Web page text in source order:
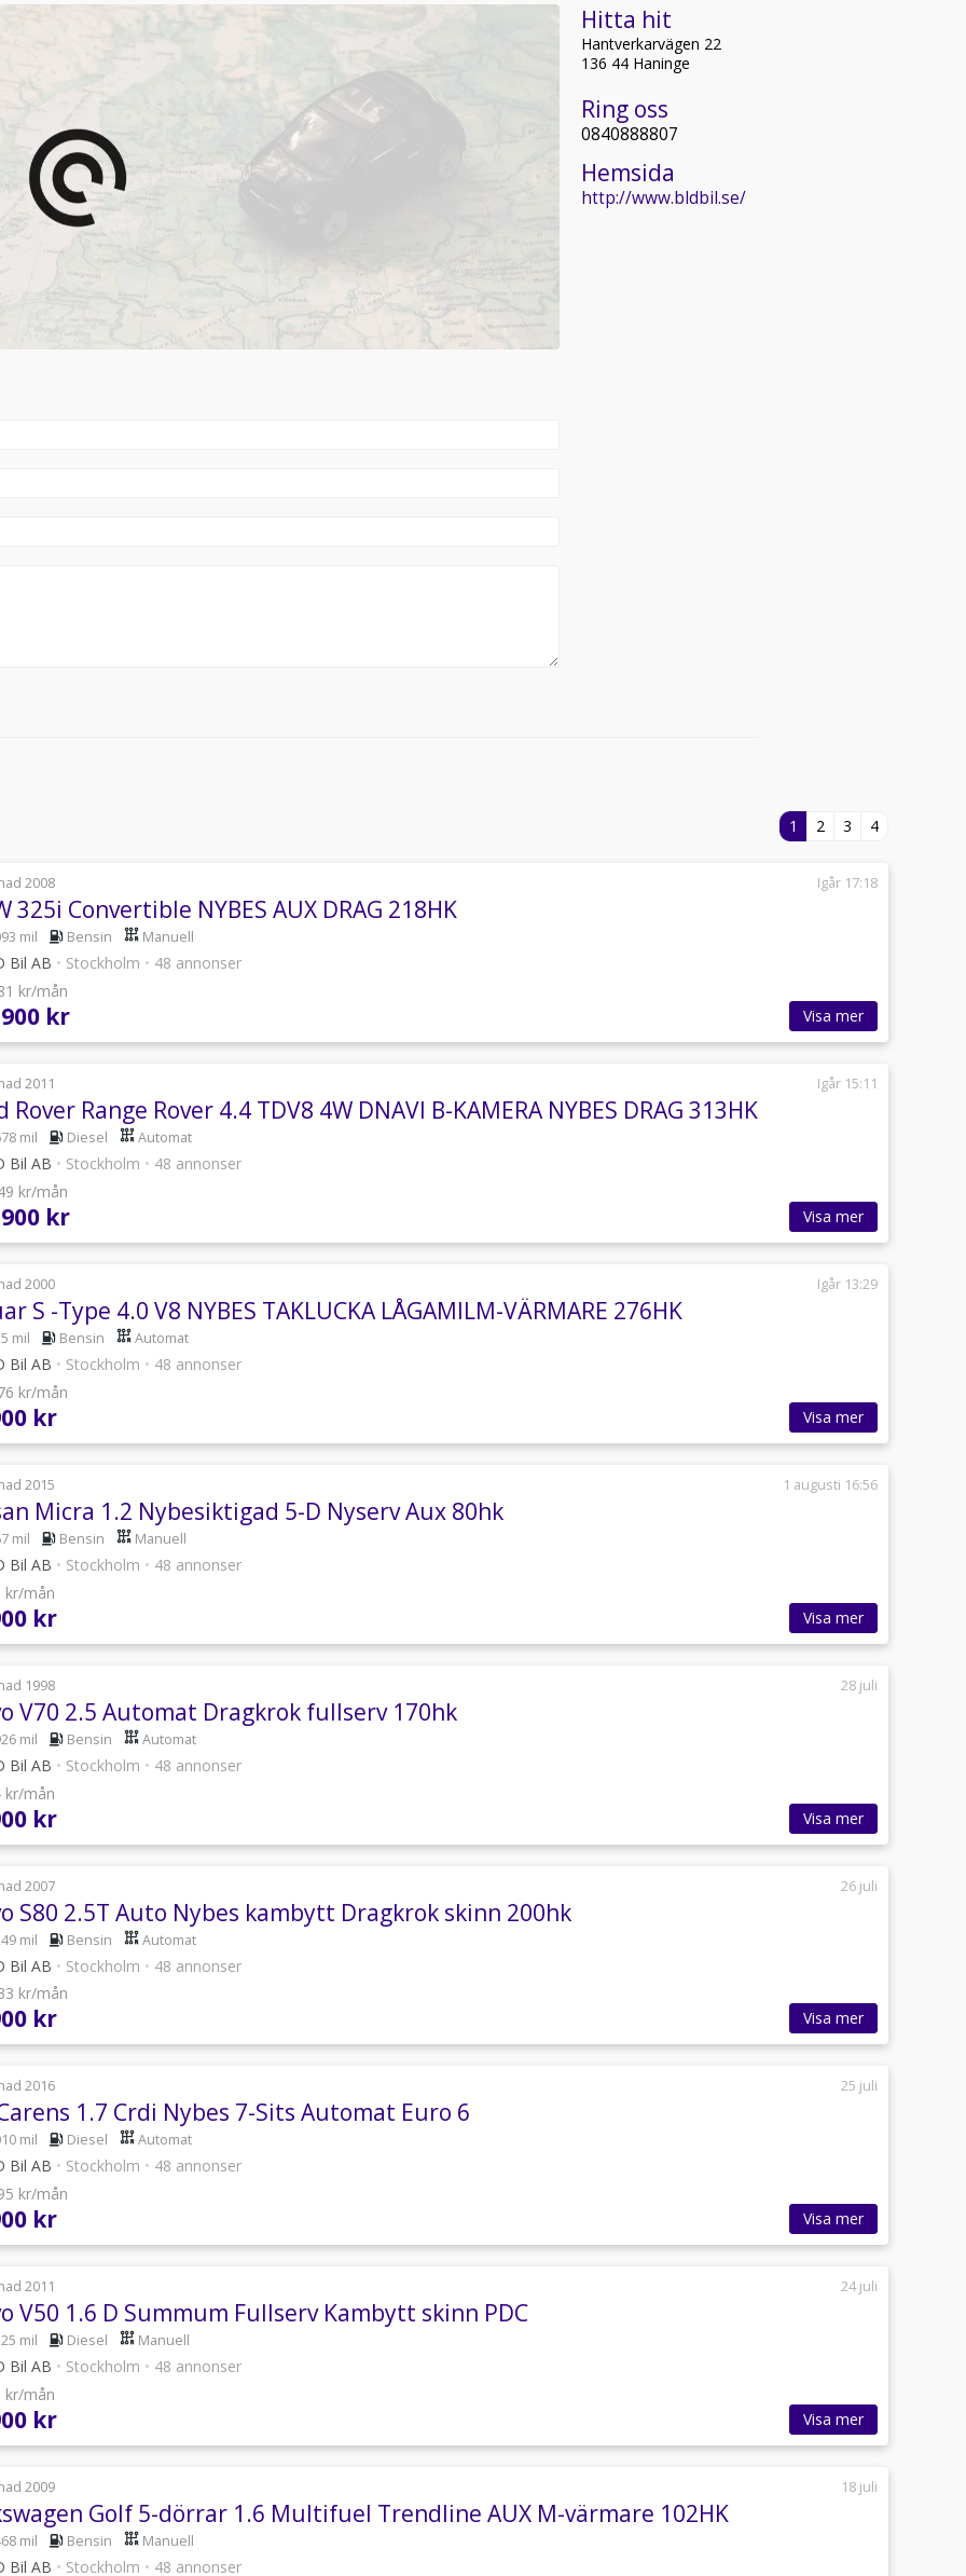
Hitta hit
Hantverkarvägen 22
136 44 Haninge
Ring oss
0840888807
Hemsida
http://www.bldbil.se/
1 2 3 4
2008 Igår 17:18
325i Convertible NYBES AUX DRAG 218HK
mil Bensin Manuell
Bil AB • Stockholm • 48 annonser
kr/mån
kr Visa mer
2011 Igår 15:11
Rover Range Rover 4.4 TDV8 4W DNAVI B-KAMERA NYBES DRAG 313HK
mil Diesel Automat
Bil AB • Stockholm • 48 annonser
kr/mån
kr Visa mer
2000 Igår 13:29
S -Type 4.0 V8 NYBES TAKLUCKA LÅGAMILM-VÄRMARE 276HK
mil Bensin Automat
Bil AB • Stockholm • 48 annonser
kr/mån
kr Visa mer
2015 1 augusti 16:56
Micra 1.2 Nybesiktigad 5-D Nyserv Aux 80hk
mil Bensin Manuell
Bil AB • Stockholm • 48 annonser
kr/mån
kr Visa mer
1998 28 juli
V70 2.5 Automat Dragkrok fullserv 170hk
mil Bensin Automat
Bil AB • Stockholm • 48 annonser
kr/mån
kr Visa mer
2007 26 juli
S80 2.5T Auto Nybes kambytt Dragkrok skinn 200hk
mil Bensin Automat
Bil AB • Stockholm • 48 annonser
kr/mån
kr Visa mer
2016 25 juli
1.7 Crdi Nybes 7-Sits Automat Euro 6
mil Diesel Automat
Bil AB • Stockholm • 48 annonser
kr/mån
kr Visa mer
2011 24 juli
V50 1.6 D Summum Fullserv Kambytt skinn PDC
mil Diesel Manuell
Bil AB • Stockholm • 48 annonser
kr/mån
kr Visa mer
2009 18 juli
Golf 5-dörrar 1.6 Multifuel Trendline AUX M-värmare 102HK
mil Bensin Manuell
Bil AB • Stockholm • 48 annonser